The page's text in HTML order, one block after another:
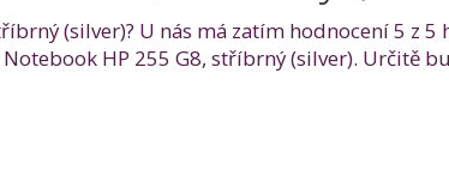
(silver)? U nás má zatím hodnocení 5 z
HP 255 G8, stříbrný (silver). Určitě